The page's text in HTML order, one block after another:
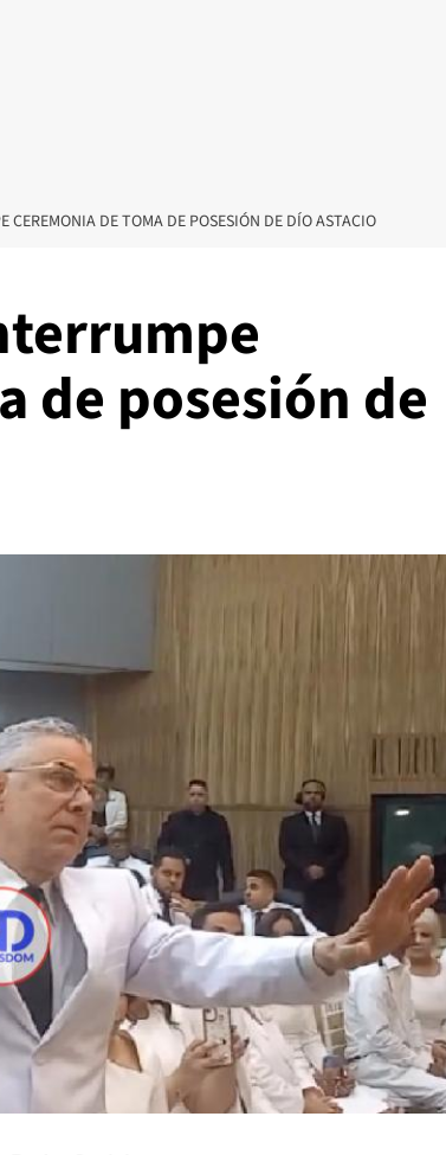
CEREMONIA DE TOMA DE POSESIÓN DE DÍO ASTACIO
de posesión de